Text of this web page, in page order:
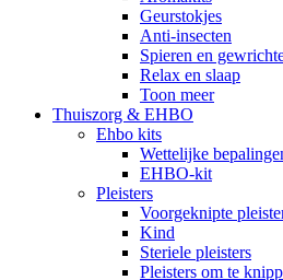
Geurstokjes
Anti-insecten
Spieren en
Relax en slaap
Toon meer
Thuiszorg & EHBO
Ehbo kits
Wettelijke
EHBO-kit
Pleisters
Voorgeknipte
Kind
Steriele pleisters
Pleisters om te